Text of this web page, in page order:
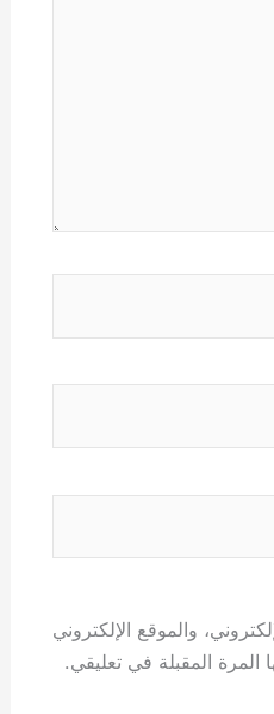
والموقع الإلكتروني
المرة المقبلة في تعليقي.